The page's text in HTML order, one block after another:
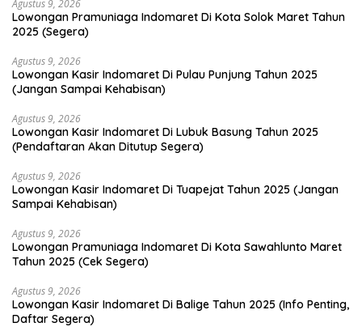
Agustus 9, 2026
Lowongan Pramuniaga Indomaret Di Kota Solok Maret Tahun
2025 (Segera)
Agustus 9, 2026
Lowongan Kasir Indomaret Di Pulau Punjung Tahun 2025
(Jangan Sampai Kehabisan)
Agustus 9, 2026
Lowongan Kasir Indomaret Di Lubuk Basung Tahun 2025
(Pendaftaran Akan Ditutup Segera)
Agustus 9, 2026
Lowongan Kasir Indomaret Di Tuapejat Tahun 2025 (Jangan
Sampai Kehabisan)
Agustus 9, 2026
Lowongan Pramuniaga Indomaret Di Kota Sawahlunto Maret
Tahun 2025 (Cek Segera)
Agustus 9, 2026
Lowongan Kasir Indomaret Di Balige Tahun 2025 (Info Penting,
Daftar Segera)